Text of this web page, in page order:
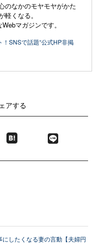
のなかのモヤモヤがかた
くなる。
マガジンです。
SNSで話題“公式HP非掲
アする
したくなる妻の言動【夫婦円